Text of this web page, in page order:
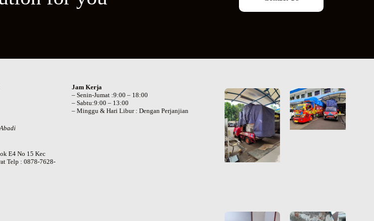
E4 No 15 Kec
Telp : 0878-7628-
Jam Kerja
– Senin-Jumat :9:00 – 18:00
– Sabtu:9:00 – 13:00
– Minggu & Hari Libur : Dengan Perjanjian